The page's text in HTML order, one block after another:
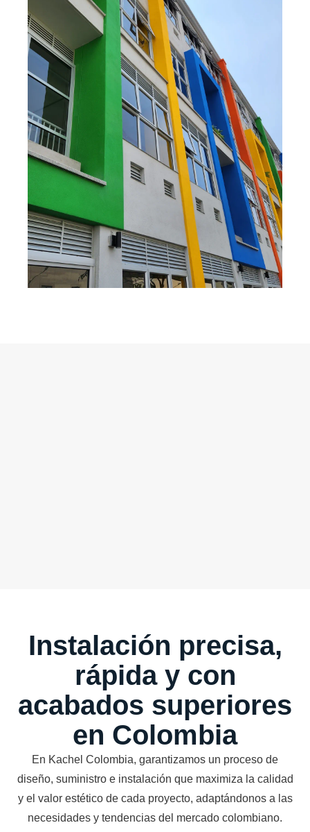
Instalación precisa,
rápida y con
acabados superiores
en Colombia
En Kachel Colombia, garantizamos un proceso de
diseño, suministro e instalación que maximiza la calidad
y el valor estético de cada proyecto, adaptándonos a las
necesidades y tendencias del mercado colombiano.